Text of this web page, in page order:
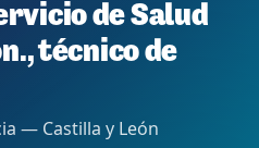
de Salud
técnico de
— Castilla y León